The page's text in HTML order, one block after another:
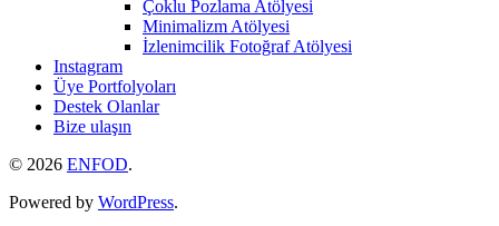
Çoklu Pozlama Atölyesi
Minimalizm Atölyesi
İzlenimcilik Fotoğraf Atölyesi
Instagram
Üye Portfolyoları
Destek Olanlar
Bize ulaşın
© 2026 ENFOD.
Powered by WordPress.